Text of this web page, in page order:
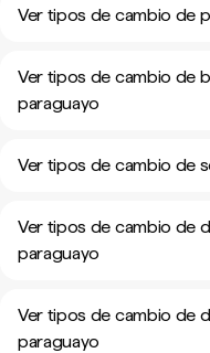
Ver tipos de cambio de
Ver tipos de cambio de
paraguayo
Ver tipos de cambio de
Ver tipos de cambio de
paraguayo
Ver tipos de cambio de
paraguayo